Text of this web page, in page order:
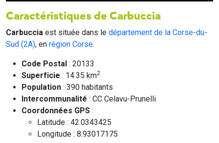
Caractéristiques de Carbuccia
Carbuccia est située dans le département de la Corse-du-
Sud (2A), en région Corse.
Code Postal : 20133
Superficie : 14.35 km2
Population : 390 habitants
Intercommunalité : CC Celavu-Prunelli
Coordonnées GPS :
Latitude : 42.0343425
Longitude : 8.93017175